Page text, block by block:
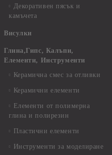
Декоративен пясък и
камъчета
Висулки
Глина,Гипс, Калъпи,
Елементи, Инструменти
Керамична смес за отливки
Керамични елементи
Елементи от полимерна
глина и полирезин
Пластични елементи
Инструменти за моделиране